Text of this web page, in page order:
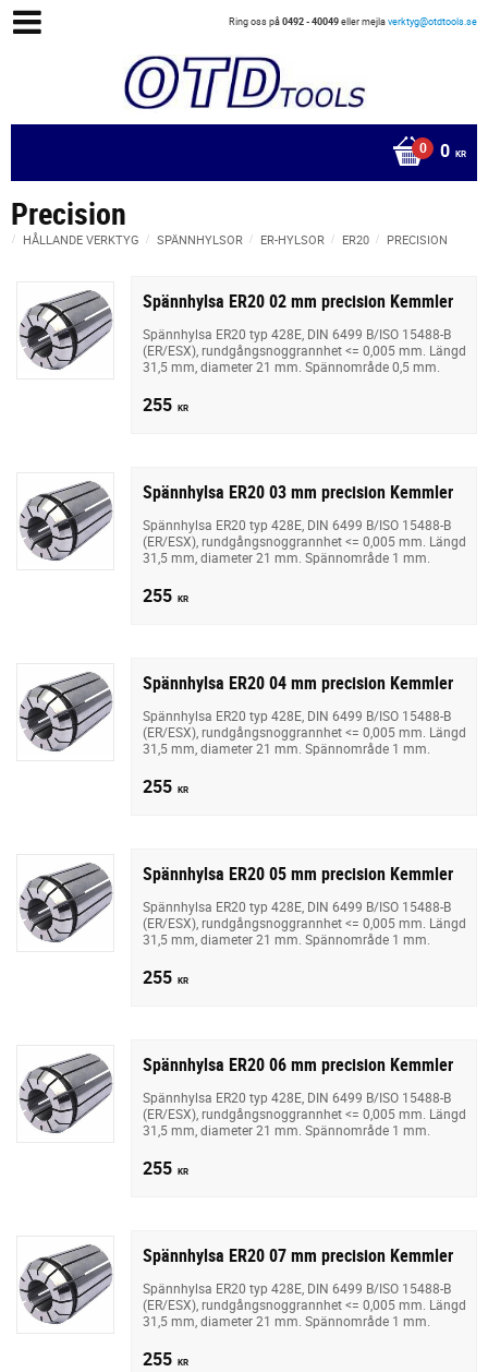
Ring oss på0492 - 40049eller mejlaverktyg@otdtools.se
0 KR
Precision
HÅLLANDE VERKTYG SPÄNNHYLSOR ER-HYLSOR ER20 PRECISION
Spännhylsa ER20 02 mm precision Kemmler
Spännhylsa ER20 typ 428E, DIN 6499 B/ISO 15488-B
(ER/ESX), rundgångsnoggrannhet <= 0,005 mm. Längd
31,5 mm, diameter 21 mm. Spännområde 0,5 mm.
255 KR
Spännhylsa ER20 03 mm precision Kemmler
Spännhylsa ER20 typ 428E, DIN 6499 B/ISO 15488-B
(ER/ESX), rundgångsnoggrannhet <= 0,005 mm. Längd
31,5 mm, diameter 21 mm. Spännområde 1 mm.
255 KR
Spännhylsa ER20 04 mm precision Kemmler
Spännhylsa ER20 typ 428E, DIN 6499 B/ISO 15488-B
(ER/ESX), rundgångsnoggrannhet <= 0,005 mm. Längd
31,5 mm, diameter 21 mm. Spännområde 1 mm.
255 KR
Spännhylsa ER20 05 mm precision Kemmler
Spännhylsa ER20 typ 428E, DIN 6499 B/ISO 15488-B
(ER/ESX), rundgångsnoggrannhet <= 0,005 mm. Längd
31,5 mm, diameter 21 mm. Spännområde 1 mm.
255 KR
Spännhylsa ER20 06 mm precision Kemmler
Spännhylsa ER20 typ 428E, DIN 6499 B/ISO 15488-B
(ER/ESX), rundgångsnoggrannhet <= 0,005 mm. Längd
31,5 mm, diameter 21 mm. Spännområde 1 mm.
255 KR
Spännhylsa ER20 07 mm precision Kemmler
Spännhylsa ER20 typ 428E, DIN 6499 B/ISO 15488-B
(ER/ESX), rundgångsnoggrannhet <= 0,005 mm. Längd
31,5 mm, diameter 21 mm. Spännområde 1 mm.
255 KR